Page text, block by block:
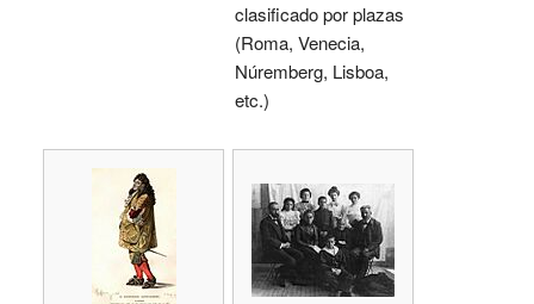
clasificado por plazas
(Roma, Venecia,
Núremberg, Lisboa,
etc.)